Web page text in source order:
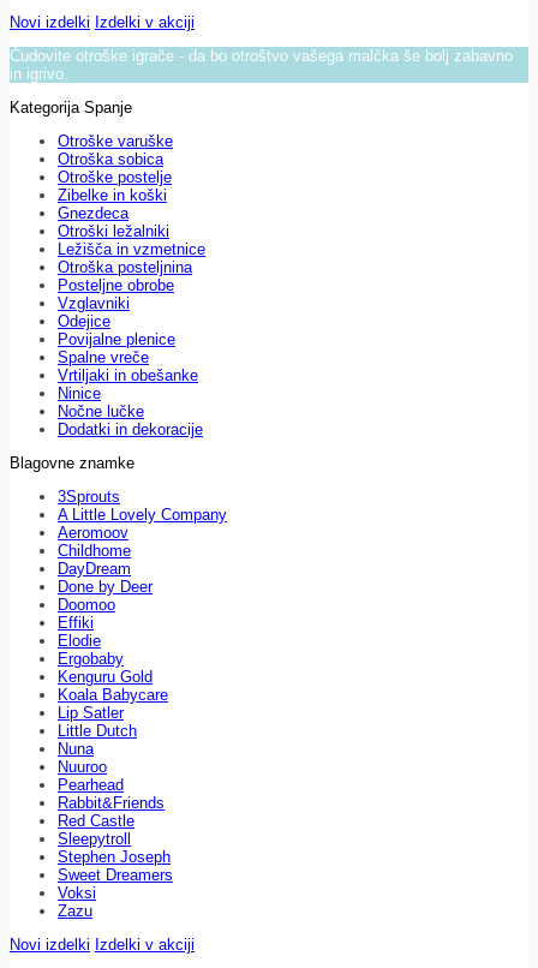
Novi izdelki Izdelki v akciji
Čudovite otroške igrače - da bo otroštvo vašega malčka še bolj zabavno
in igrivo.
Kategorija Spanje
Otroške varuške
Otroška sobica
Otroške postelje
Zibelke in koški
Gnezdeca
Otroški ležalniki
Ležišča in vzmetnice
Otroška posteljnina
Posteljne obrobe
Vzglavniki
Odejice
Povijalne plenice
Spalne vreče
Vrtiljaki in obešanke
Ninice
Nočne lučke
Dodatki in dekoracije
Blagovne znamke
3Sprouts
A Little Lovely Company
Aeromoov
Childhome
DayDream
Done by Deer
Doomoo
Effiki
Elodie
Ergobaby
Kenguru Gold
Koala Babycare
Lip Satler
Little Dutch
Nuna
Nuuroo
Pearhead
Rabbit&Friends
Red Castle
Sleepytroll
Stephen Joseph
Sweet Dreamers
Voksi
Zazu
Novi izdelki Izdelki v akciji